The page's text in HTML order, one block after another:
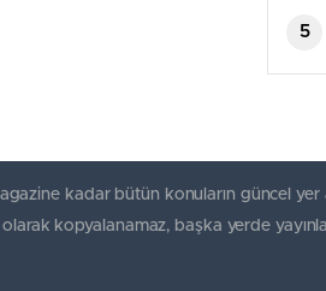
5
kadar bütün konuların güncel yer
kopyalanamaz, başka yerde